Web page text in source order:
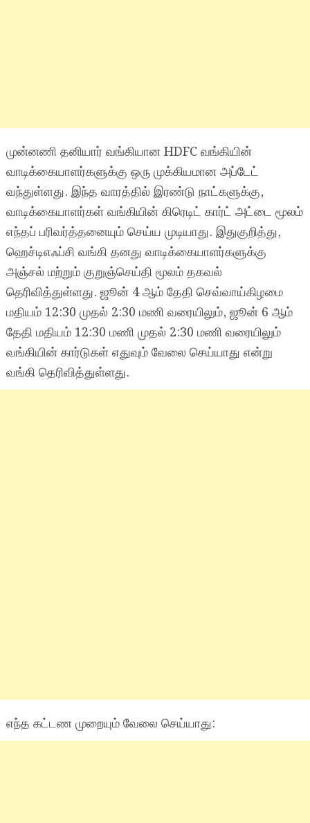
முன்னணி தனியார் வங்கியான HDFC வங்கியின்
வாடிக்கையாளர்களுக்கு ஒரு முக்கியமான அப்டேட்
வந்துள்ளது. இந்த வாரத்தில் இரண்டு நாட்களுக்கு,
வாடிக்கையாளர்கள் வங்கியின் கிரெடிட் கார்ட் அட்டை மூலம்
எந்தப் பரிவர்த்தனையும் செய்ய முடியாது. இதுகுறித்து,
ஹெச்டிஎஃப்சி வங்கி தனது வாடிக்கையாளர்களுக்கு
அஞ்சல் மற்றும் குறுஞ்செய்தி மூலம் தகவல்
தெரிவித்துள்ளது. ஜூன் 4 ஆம் தேதி செவ்வாய்கிழமை
மதியம் 12:30 முதல் 2:30 மணி வரையிலும், ஜூன் 6 ஆம்
தேதி மதியம் 12:30 மணி முதல் 2:30 மணி வரையிலும்
வங்கியின் கார்டுகள் எதுவும் வேலை செய்யாது என்று
வங்கி தெரிவித்துள்ளது.
எந்த கட்டண முறையும் வேலை செய்யாது: